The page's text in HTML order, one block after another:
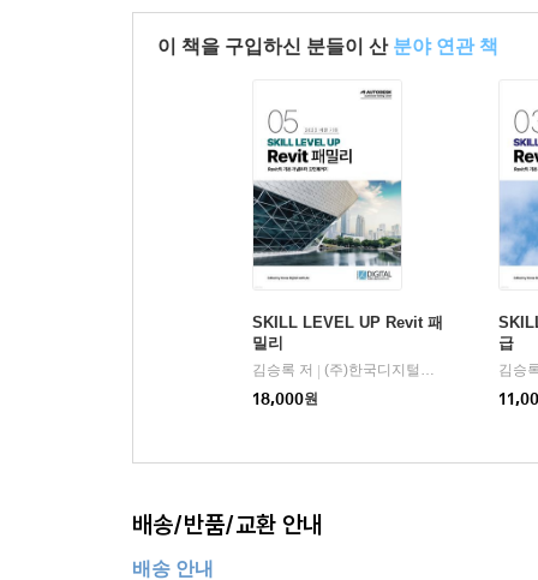
이 책을 구입하신 분들이 산 분야 연관 책
SKILL LEVEL UP Revit 패
밀리
김승록 저 | (주)한국디지털교육원
18,000원
급
김승
배송/반품/교환 안내
배송 안내